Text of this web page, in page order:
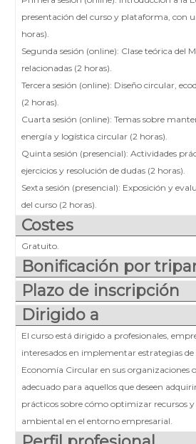
presentación del curso y plataforma, con
horas).
Segunda sesión (online): Clase teórica del
relacionadas (2 horas).
Tercera sesión (online): Diseño circular,
(2 horas).
Cuarta sesión (online): Temas sobre
energía y logística circular (2 horas).
Quinta sesión (presencial): Actividades
ejercicios y resolución de dudas (2 horas).
Sexta sesión (presencial): Exposición y
del curso (2 horas).
Costes
Gratuito.
Bonificación por
Plazo de inscripción
Dirigido a
El curso está dirigido a profesionales,
interesados en implementar estrategias
Economía Circular en sus organizaciones
adecuado para aquellos que deseen
prácticos sobre cómo optimizar recursos
ambiental en el entorno empresarial.